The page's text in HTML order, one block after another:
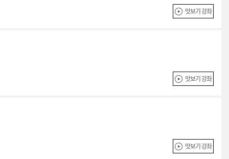
맛보기 강좌
맛보기 강좌
맛보기 강좌